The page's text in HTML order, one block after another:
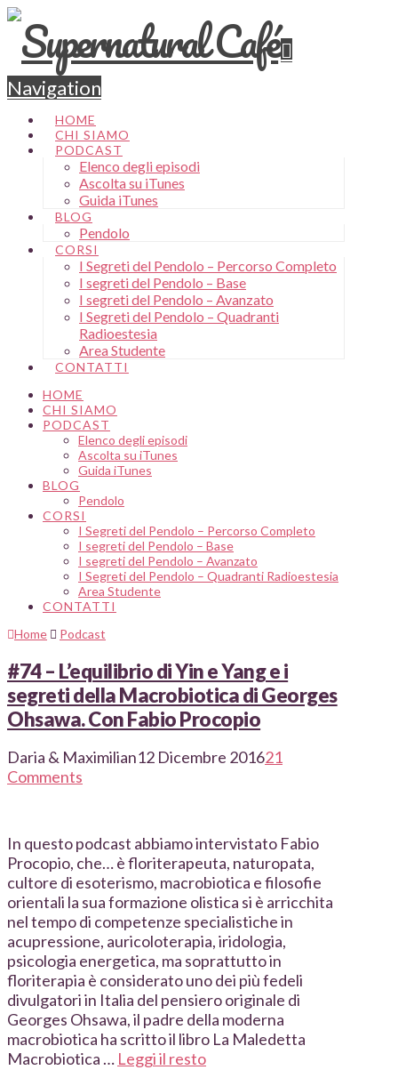
Navigation
HOME
CHI SIAMO
PODCAST
Elenco degli episodi
Ascolta su iTunes
Guida iTunes
BLOG
Pendolo
CORSI
I Segreti del Pendolo – Percorso Completo
I segreti del Pendolo – Base
I segreti del Pendolo – Avanzato
I Segreti del Pendolo – Quadranti
Radioestesia
Area Studente
CONTATTI
HOME
CHI SIAMO
PODCAST
Elenco degli episodi
Ascolta su iTunes
Guida iTunes
BLOG
Pendolo
CORSI
I Segreti del Pendolo – Percorso Completo
I segreti del Pendolo – Base
I segreti del Pendolo – Avanzato
I Segreti del Pendolo – Quadranti Radioestesia
Area Studente
CONTATTI
Home
Podcast
#74 – L’equilibrio di Yin e Yang e i
segreti della Macrobiotica di Georges
Ohsawa. Con Fabio Procopio
Daria & Maximilian12 Dicembre 201621
Comments
In questo podcast abbiamo intervistato Fabio
Procopio, che… è floriterapeuta, naturopata,
cultore di esoterismo, macrobiotica e filosofie
orientali la sua formazione olistica si è arricchita
nel tempo di competenze specialistiche in
acupressione, auricoloterapia, iridologia,
psicologia energetica, ma soprattutto in
floriterapia è considerato uno dei più fedeli
divulgatori in Italia del pensiero originale di
Georges Ohsawa, il padre della moderna
macrobiotica ha scritto il libro La Maledetta
Macrobiotica … Leggi il resto